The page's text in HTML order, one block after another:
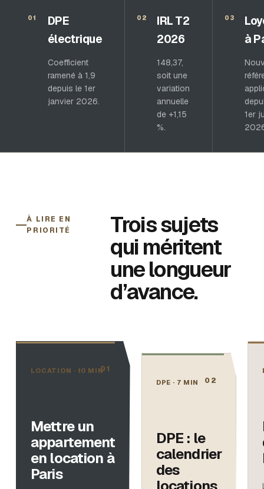
01
DPE
électrique
Coefficient
ramené à 1,9
depuis le 1er
janvier 2026.
02
IRL T2
2026
148,37,
soit une
variation
annuelle
de +1,15
%.
03
à
1er
À LIRE EN
PRIORITÉ
Trois sujets
qui méritent
une longueur
d’avance.
01
LOCATION · 10 MIN
Mettre un
appartement
en location à
Paris
02
DPE · 7 MIN
DPE : le
calendrier
des